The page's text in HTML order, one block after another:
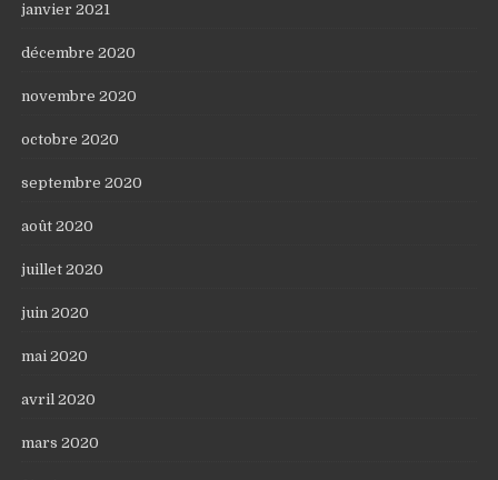
janvier 2021
décembre 2020
novembre 2020
octobre 2020
septembre 2020
août 2020
juillet 2020
juin 2020
mai 2020
avril 2020
mars 2020